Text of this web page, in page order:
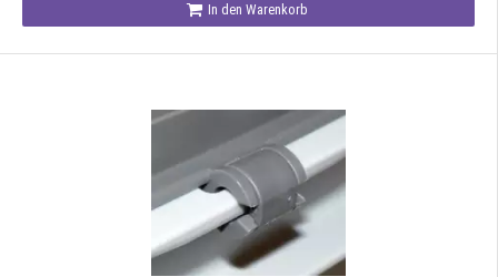
In den Warenkorb